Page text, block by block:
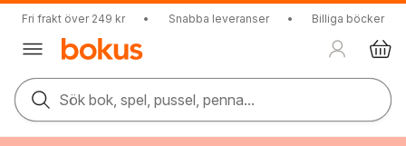
Fri frakt över 249 kr • Snabba leveranser • Billiga böcker
Sök bok, spel, pussel, penna...